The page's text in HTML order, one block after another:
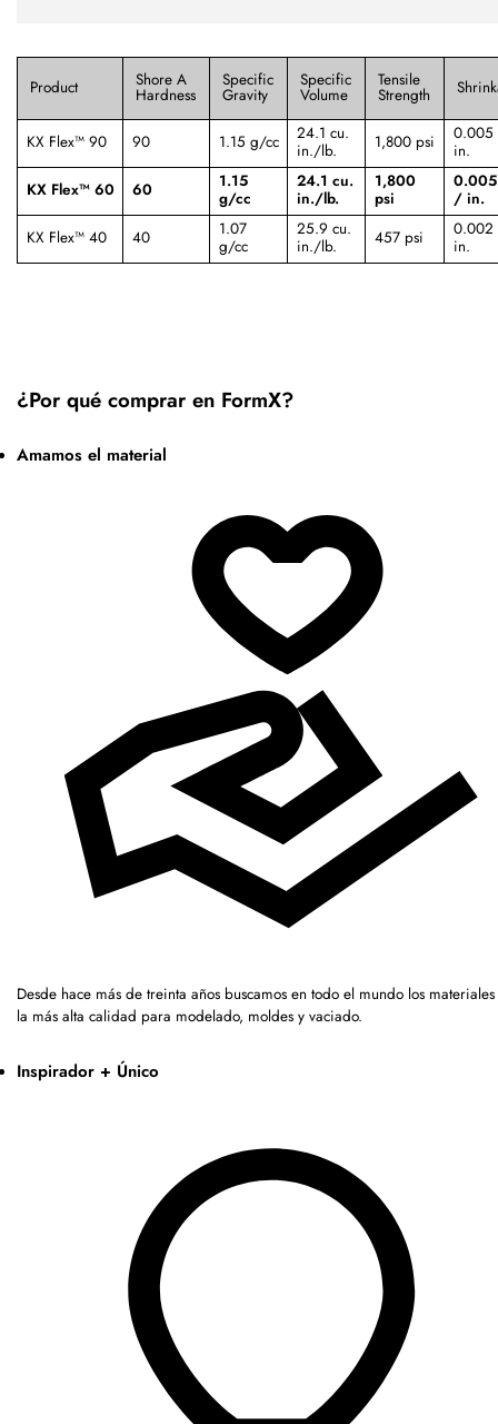
Product Shore A
Hardness
Specific
Gravity
Specific
Volume
Tensile
Strength
KX Flex™ 90 90 1.15 g/cc
24.1 cu.
in./lb.
1,800 psi
in.
KX Flex™ 60
60
1.15
g/cc
24.1 cu.
in./lb.
1,800
psi
/ in.
KX Flex™ 40
40
1.07
g/cc
25.9 cu.
in./lb.
457 psi
in.
¿Por qué comprar en FormX?
Amamos el material
Desde hace más de treinta años buscamos en todo el mundo los
la más alta calidad para modelado, moldes y vaciado.
Inspirador + Único